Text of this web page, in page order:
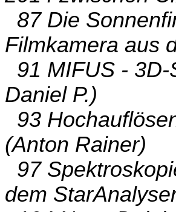
87 Die
Filmkamera aus
91 MIFUS -
Daniel P.)
93
(Anton Rainer)
97
dem